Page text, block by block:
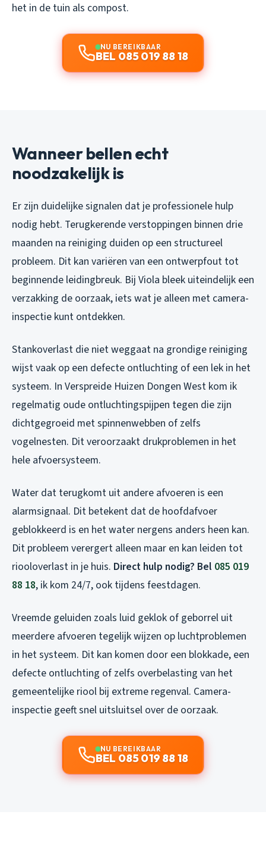
het in de tuin als compost.
NU BEREIKBAAR
BEL 085 019 88 18
Wanneer bellen echt
noodzakelijk is
Er zijn duidelijke signalen dat je professionele hulp
nodig hebt. Terugkerende verstoppingen binnen drie
maanden na reiniging duiden op een structureel
probleem. Dit kan variëren van een ontwerpfout tot
beginnende leidingbreuk. Bij Viola bleek uiteindelijk een
verzakking de oorzaak, iets wat je alleen met camera-
inspectie kunt ontdekken.
Stankoverlast die niet weggaat na grondige reiniging
wijst vaak op een defecte ontluchting of een lek in het
systeem. In Verspreide Huizen Dongen West kom ik
regelmatig oude ontluchtingspijpen tegen die zijn
dichtgegroeid met spinnenwebben of zelfs
vogelnesten. Dit veroorzaakt drukproblemen in het
hele afvoersysteem.
Water dat terugkomt uit andere afvoeren is een
alarmsignaal. Dit betekent dat de hoofdafvoer
geblokkeerd is en het water nergens anders heen kan.
Dit probleem verergert alleen maar en kan leiden tot
riooloverlast in je huis. Direct hulp nodig? Bel 085 019
88 18, ik kom 24/7, ook tijdens feestdagen.
Vreemde geluiden zoals luid geklok of geborrel uit
meerdere afvoeren tegelijk wijzen op luchtproblemen
in het systeem. Dit kan komen door een blokkade, een
defecte ontluchting of zelfs overbelasting van het
gemeentelijke riool bij extreme regenval. Camera-
inspectie geeft snel uitsluitsel over de oorzaak.
NU BEREIKBAAR
BEL 085 019 88 18